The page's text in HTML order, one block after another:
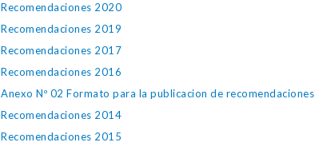
Recomendaciones 2020
Recomendaciones 2019
Recomendaciones 2017
Recomendaciones 2016
Anexo Nº 02 Formato para la publicacion de recomendaciones
Recomendaciones 2014
Recomendaciones 2015